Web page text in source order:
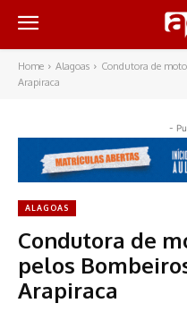
Home Alagoas
Condutora de
Arapiraca
-
ALAGOAS
Condutora de
pelos
Arapiraca